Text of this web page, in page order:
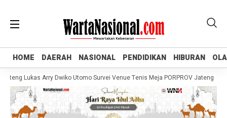
HOME DAERAH NASIONAL PENDIDIKAN HIBURAN
HOME DAERAH NASIONAL PENDIDIKAN HIBURAN
Lukas Arry Dwiko Utomo Survei Venue Tenis Meja PORPROV Jateng XVII